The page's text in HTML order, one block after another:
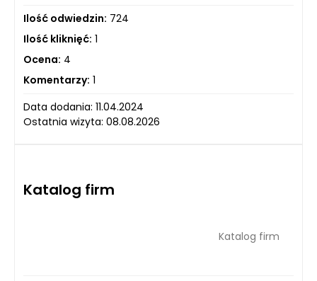
Ilość odwiedzin: 724
Ilość kliknięć: 1
Ocena: 4
Komentarzy: 1
Data dodania: 11.04.2024
Ostatnia wizyta: 08.08.2026
Katalog firm
Katalog firm